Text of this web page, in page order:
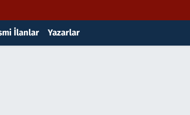
İlanlar Yazarlar